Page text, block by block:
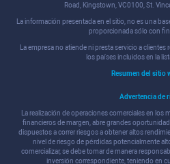
Road, Kingstown, VC0100, St.
La información presentada en el sitio, no es una
proporcionada sólo con
La empresa no atiende ni presta servicio a
los países incluidos en la
Resumen del sitio
Advertencia de
La realización de operaciones comerciales en
financieros de margen, abre grandes
dispuestos a correr riesgos a obtener altos
nivel de riesgo de pérdidas potencialmente
comercializar, se debe tomar de manera
inversión correspondiente, teniendo en